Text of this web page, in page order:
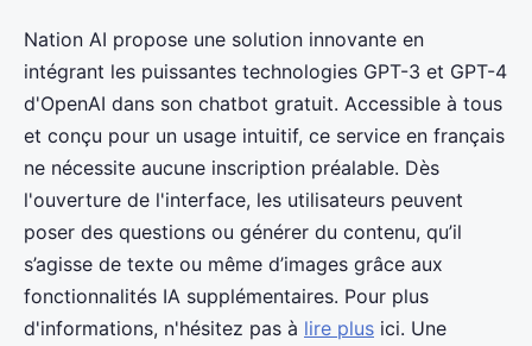
Nation AI propose une solution innovante en
intégrant les puissantes technologies GPT-3 et GPT-4
d'OpenAI dans son chatbot gratuit. Accessible à tous
et conçu pour un usage intuitif, ce service en français
ne nécessite aucune inscription préalable. Dès
l'ouverture de l'interface, les utilisateurs peuvent
poser des questions ou générer du contenu, qu’il
s’agisse de texte ou même d’images grâce aux
fonctionnalités IA supplémentaires. Pour plus
d'informations, n'hésitez pas à lire plus ici. Une